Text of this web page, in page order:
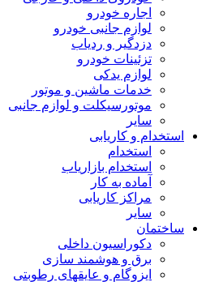
اجاره خودرو
لوازم جانبی خودرو
دزدگیر و ردیاب
تزئینات خودرو
لوازم یدکی
خدمات ماشین و موتور
موتورسیکلت و لوازم جانبی
سایر
استخدام و کاریابی
استخدام
استخدام بازاریاب
آماده به کار
مراکز کاریابی
سایر
ساختمان
دکوراسیون داخلی
برق و هوشمند سازی
ایزوگام و عایقهای رطوبتی